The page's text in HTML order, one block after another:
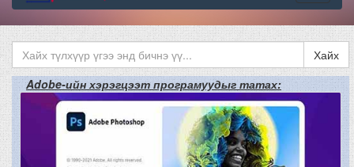
Хайх
Adobe-ийн хэрэгцээт програмуудыг татах: